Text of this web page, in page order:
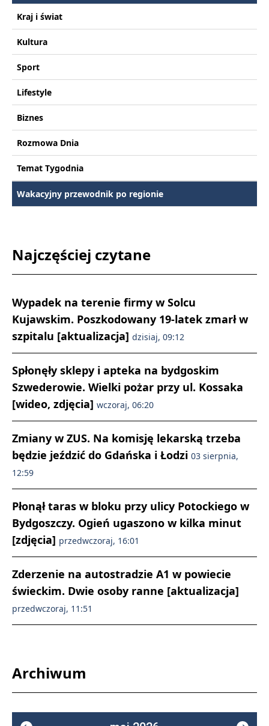
Kraj i świat
Kultura
Sport
Lifestyle
Biznes
Rozmowa Dnia
Temat Tygodnia
Wakacyjny przewodnik po regionie
Najczęściej czytane
Wypadek na terenie firmy w Solcu
Kujawskim. Poszkodowany 19-latek zmarł w
szpitalu [aktualizacja] dzisiaj, 09:12
Spłonęły sklepy i apteka na bydgoskim
Szwederowie. Wielki pożar przy ul. Kossaka
[wideo, zdjęcia] wczoraj, 06:20
Zmiany w ZUS. Na komisję lekarską trzeba
będzie jeździć do Gdańska i Łodzi 03 sierpnia,
12:59
Płonął taras w bloku przy ulicy Potockiego w
Bydgoszczy. Ogień ugaszono w kilka minut
[zdjęcia] przedwczoraj, 16:01
Zderzenie na autostradzie A1 w powiecie
świeckim. Dwie osoby ranne [aktualizacja]
przedwczoraj, 11:51
Archiwum